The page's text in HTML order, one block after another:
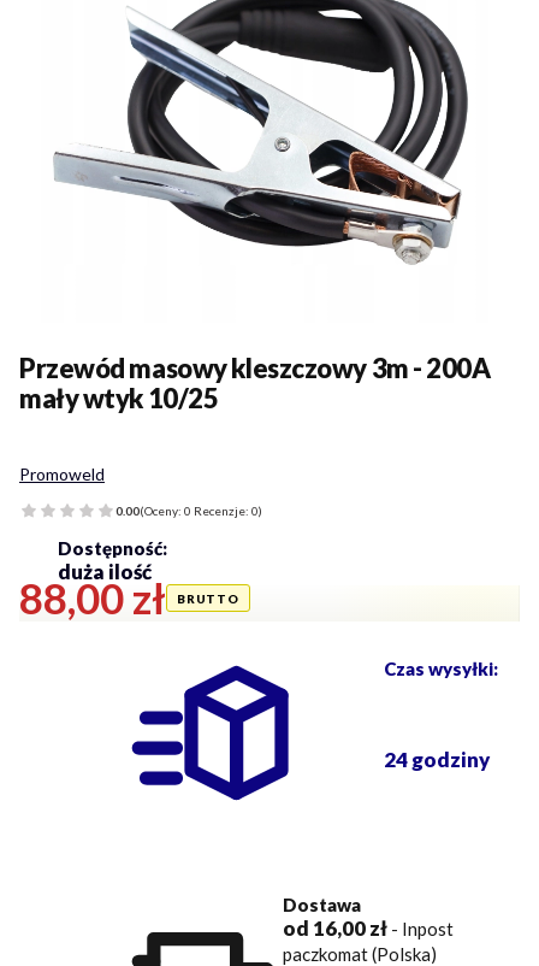
Promoweld
Przewód masowy kleszczowy 3m - 200A
mały wtyk 10/25
0.00(Oceny: 0 Recenzje: 0)
Cena
88,00 zł
Dostawa
od 16,00 zł - Inpost
paczkomat (Polska)
Czas wysyłki:
24 godziny
Dostępność:
duża ilość